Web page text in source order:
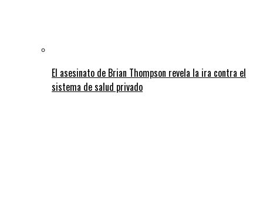
El asesinato de Brian Thompson revela la ira contra el
sistema de salud privado